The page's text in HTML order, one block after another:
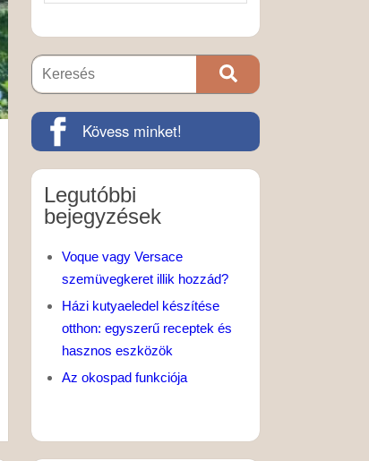
Kövess minket!
Legutóbbi
bejegyzések
Voque vagy Versace
szemüvegkeret illik hozzád?
Házi kutyaeledel készítése
otthon: egyszerű receptek és
hasznos eszközök
Az okospad funkciója